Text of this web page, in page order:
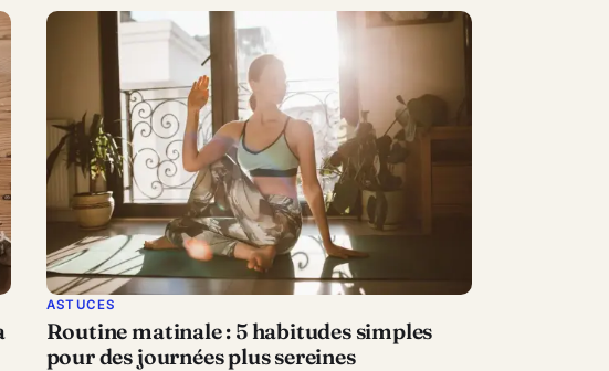
ASTUCES
Routine matinale : 5 habitudes simples
pour des journées plus sereines